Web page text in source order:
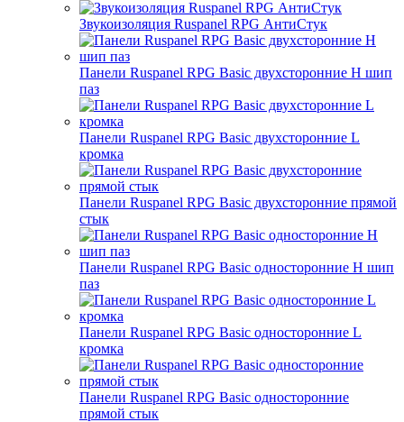
Звукоизоляция Ruspanel RPG АнтиСтук
Панели Ruspanel RPG Basic двухсторонние H шип
паз
Панели Ruspanel RPG Basic двухсторонние L
кромка
Панели Ruspanel RPG Basic двухсторонние прямой
стык
Панели Ruspanel RPG Basic односторонние H шип
паз
Панели Ruspanel RPG Basic односторонние L
кромка
Панели Ruspanel RPG Basic односторонние
прямой стык